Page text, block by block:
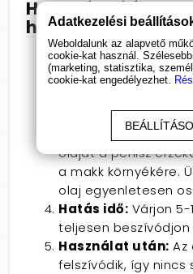
Használati
használatához:
Alkalmazás előtt:
meg a péniszt.
olajat (kb. borsónyi
Alkalmazás:
olajat a pénisz
a makk környékére.
olaj egyenletesen
Hatás idő: Várjon
teljesen
Használat után: Az
felszívódik, így nincs
Adatkezelési
Weboldalunk az alapvető
cookie-kat használ.
(marketing, statisztika,
cookie-kat engedélyezhet.